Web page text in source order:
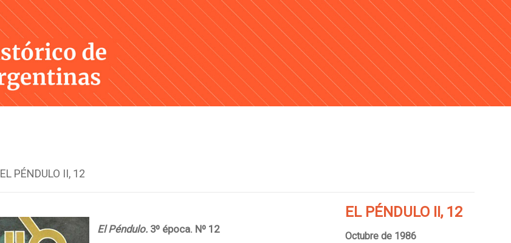
Skip
to
content
EL PÉNDULO II, 12
El Péndulo. 3º época. Nº 12
EL PÉNDULO II, 12
Octubre de 1986